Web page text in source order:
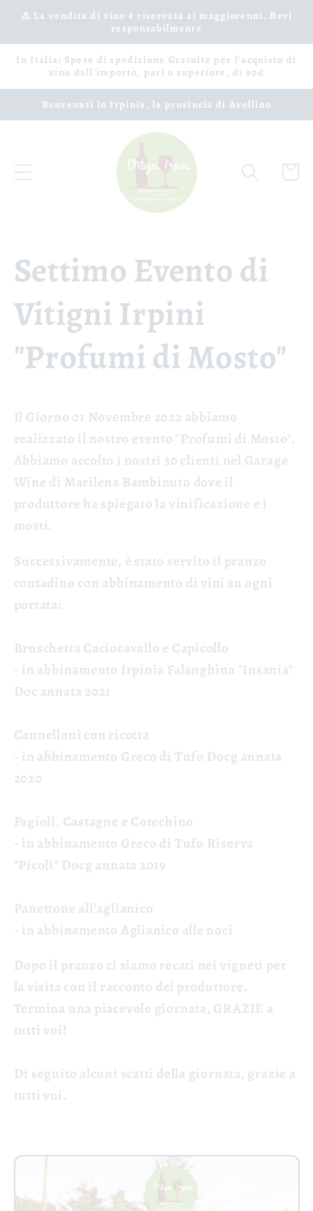
Vai
direttamente
⚠️ La vendita di vino è riservata ai maggiorenni. Bevi
responsabilmente
In Italia: Spese di spedizione Gratuite per l'acquisto di
vino dall'importo, pari o superiore, di 90€
Benvenuti in Irpinia, la provincia di Avellino
Carrello
Settimo Evento di
Vitigni Irpini
"Profumi di Mosto"
Il Giorno 01 Novembre 2022 abbiamo
realizzato il nostro evento "Profumi di Mosto".
Abbiamo accolto i nostri 30 clienti nel Garage
Wine di Marilena Bambinuto dove il
produttore ha spiegato la vinificazione e i
mosti.
Successivamente, è stato servito il pranzo
contadino con abbinamento di vini su ogni
portata:
Bruschetta Caciocavallo e Capicollo
- in abbinamento Irpinia Falanghina "Insania"
Doc annata 2021
Cannelloni con ricotta
- in abbinamento Greco di Tufo Docg annata
2020
Fagioli, Castagne e Cotechino
- in abbinamento Greco di Tufo Riserva
"Picoli" Docg annata 2019
Panettone all’aglianico
- in abbinamento Aglianico alle noci
Dopo il pranzo ci siamo recati nei vigneti per
la visita con il racconto del produttore.
Termina una piacevole giornata, GRAZIE a
tutti voi!
Di seguito alcuni scatti della giornata, grazie a
tutti voi.